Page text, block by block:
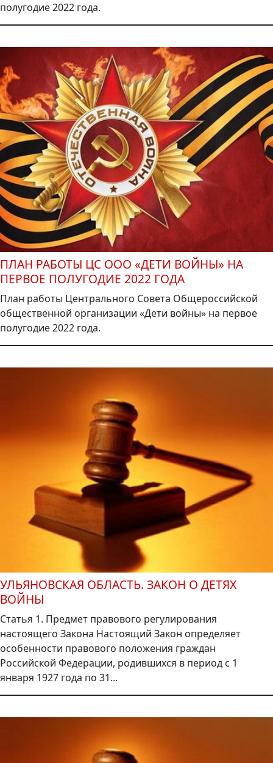
полугодие 2022 года.
ПЛАН РАБОТЫ ЦС ООО «ДЕТИ ВОЙНЫ» НА
ПЕРВОЕ ПОЛУГОДИЕ 2022 ГОДА
План работы Центрального Совета Общероссийской
общественной организации «Дети войны» на первое
полугодие 2022 года.
УЛЬЯНОВСКАЯ ОБЛАСТЬ. ЗАКОН О ДЕТЯХ
ВОЙНЫ
Статья 1. Предмет правового регулирования
настоящего Закона Настоящий Закон определяет
особенности правового положения граждан
Российской Федерации, родившихся в период с 1
января 1927 года по 31...